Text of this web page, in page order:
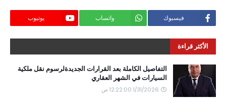
فيسبوك واتساب يوتيوب
الأكثر قراءة
التفاصيل الكاملة بعد القرارات الجديدةلرسوم نقل ملكية
السيارات في الشهر العقاري
1/31/2026 12:22:00 ص